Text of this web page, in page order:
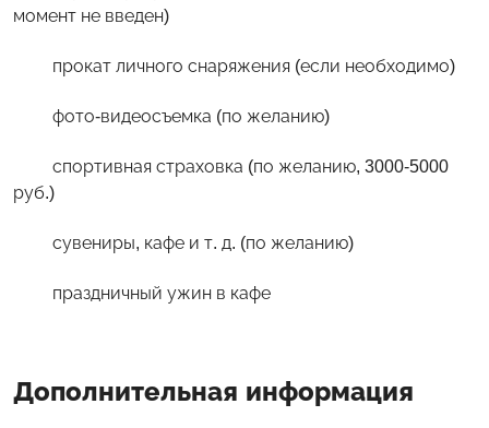
момент не введен)
прокат личного снаряжения (если необходимо)
фото-видеосъемка (по желанию)
спортивная страховка (по желанию, 3000-5000
руб.)
сувениры, кафе и т. д. (по желанию)
праздничный ужин в кафе
Дополнительная информация